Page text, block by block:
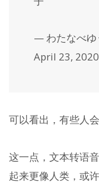
— わたなべゆ
April 23, 2020
可以看出，有些人
这一点，文本转语
起来更像人类，或许